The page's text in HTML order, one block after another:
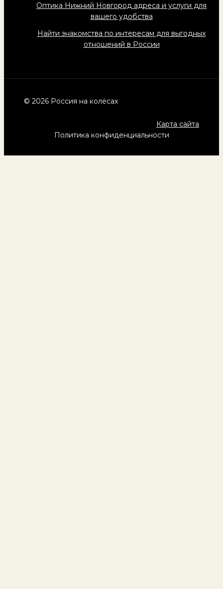
Оптика Нижний Новгород адреса и услуги для
вашего удобства
Найти знакомства по интересам для выгодных
отношений в России
© 2026 Россия на колёсах
Карта сайта
Политика конфиденциальности